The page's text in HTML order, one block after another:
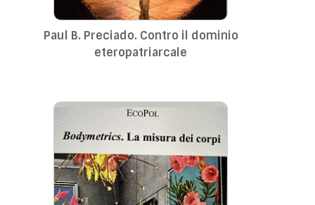
Paul B. Preciado. Contro il dominio
eteropatriarcale